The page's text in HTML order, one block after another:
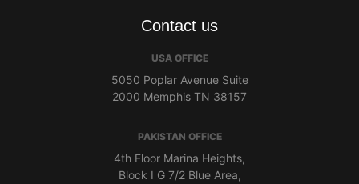
Contact us
USA OFFICE
5050 Poplar Avenue Suite
2000 Memphis TN 38157
PAKISTAN OFFICE
4th Floor Marina Heights,
Block I G 7/2 Blue Area,